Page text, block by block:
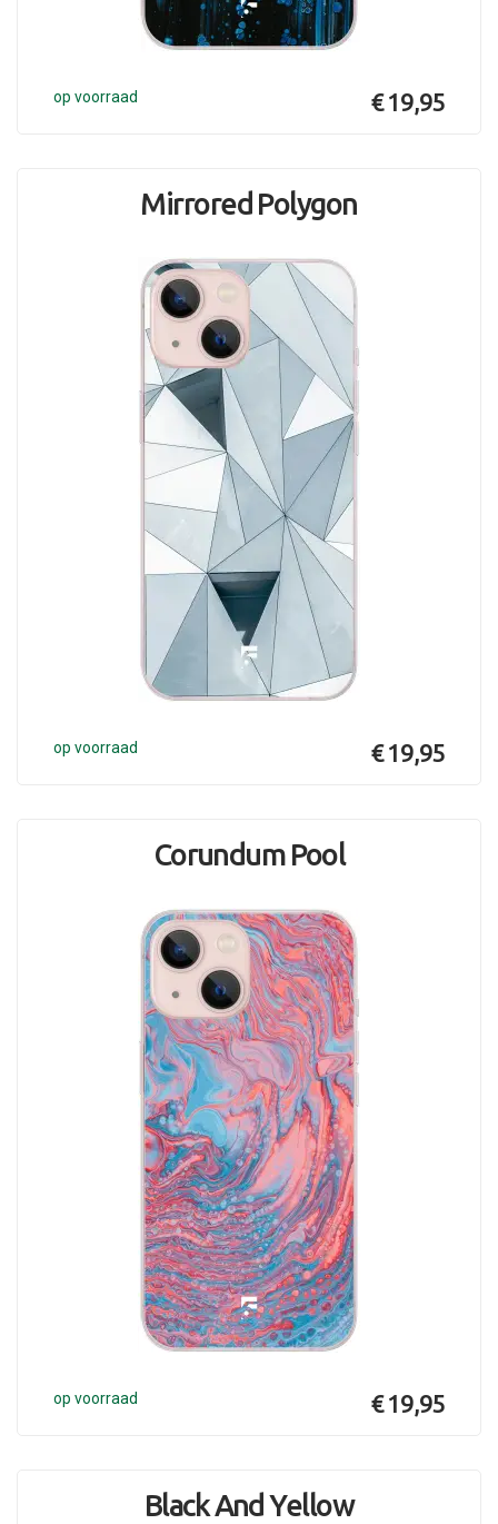
op voorraad € 19,95
Mirrored Polygon
op voorraad € 19,95
Corundum Pool
op voorraad € 19,95
Black And Yellow